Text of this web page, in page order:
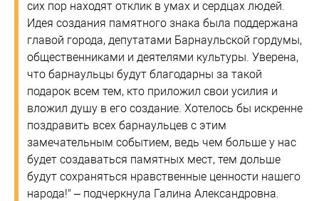
сих пор находят отклик в умах и сердцах людей.
Идея создания памятного знака была поддержана
главой города, депутатами Барнаульской гордумы,
общественниками и деятелями культуры. Уверена,
что барнаульцы будут благодарны за такой
подарок всем тем, кто приложил свои усилия и
вложил душу в его создание. Хотелось бы искренне
поздравить всех барнаульцев с этим
замечательным событием, ведь чем больше у нас
будет создаваться памятных мест, тем дольше
будут сохраняться нравственные ценности нашего
народа!" – подчеркнула Галина Александровна.